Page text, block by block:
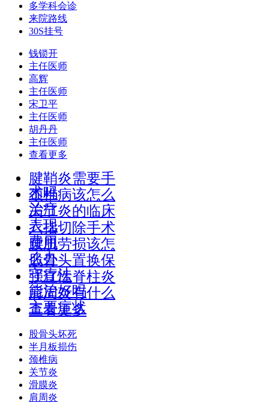
多学科会诊
来院路线
30S挂号
钱锁开
主任医师
高辉
主任医师
宋卫平
主任医师
胡丹丹
主任医师
查看更多
腱鞘炎需要手
术吗
颈椎病该怎么
治疗
关节炎的临床
表现
六指切除手术
费用
腰肌劳损该怎
么办
股骨头置换保
守疗法
强直性脊柱炎
能治好吗
肩周炎有什么
主要症状
查看更多
股骨头坏死
半月板损伤
颈椎病
关节炎
滑膜炎
肩周炎